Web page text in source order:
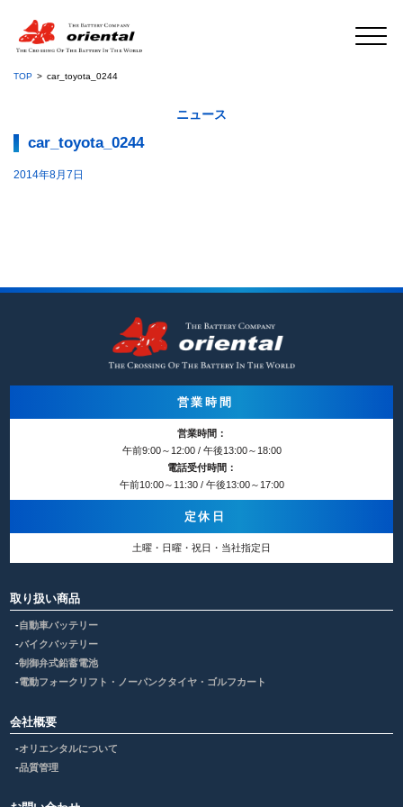
TOP car_toyota_0244
ニュース
car_toyota_0244
2014年8月7日
営業時間
営業時間：
午前9:00～12:00 / 午後13:00～18:00
電話受付時間：
午前10:00～11:30 / 午後13:00～17:00
定休日
土曜・日曜・祝日・当社指定日
取り扱い商品
自動車バッテリー
バイクバッテリー
制御弁式鉛蓄電池
電動フォークリフト・ノーパンクタイヤ・ゴルフカート
会社概要
オリエンタルについて
品質管理